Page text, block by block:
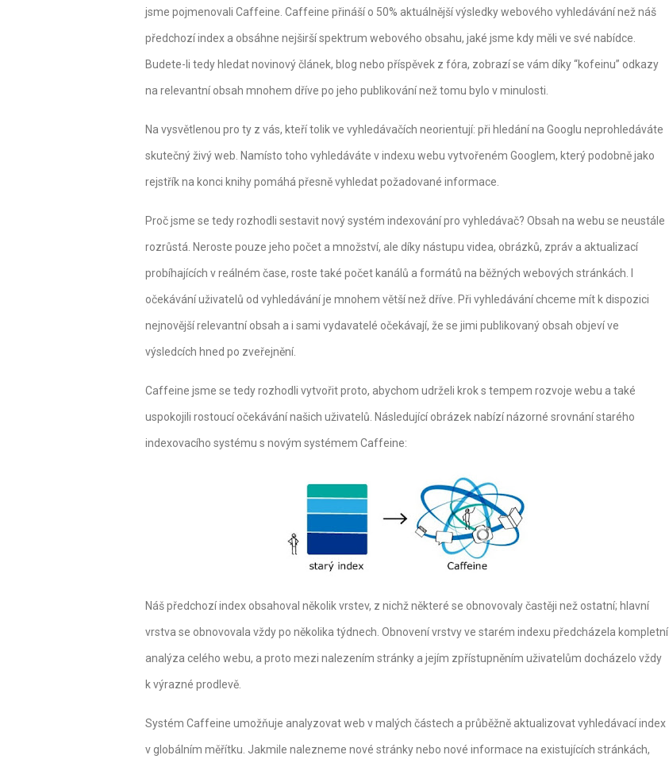
jsme pojmenovali Caffeine. Caffeine přináší o 50% aktuálnější výsledky webového vyhledávání než náš
předchozí index a obsáhne nejširší spektrum webového obsahu, jaké jsme kdy měli ve své nabídce.
Budete-li tedy hledat novinový článek, blog nebo příspěvek z fóra, zobrazí se vám díky “kofeinu” odkazy
na relevantní obsah mnohem dříve po jeho publikování než tomu bylo v minulosti.
Na vysvětlenou pro ty z vás, kteří tolik ve vyhledávačích neorientují: při hledání na Googlu neprohledáváte
skutečný živý web. Namísto toho vyhledáváte v indexu webu vytvořeném Googlem, který podobně jako
rejstřík na konci knihy pomáhá přesně vyhledat požadované informace.
Proč jsme se tedy rozhodli sestavit nový systém indexování pro vyhledávač? Obsah na webu se neustále
rozrůstá. Neroste pouze jeho počet a množství, ale díky nástupu videa, obrázků, zpráv a aktualizací
probíhajících v reálném čase, roste také počet kanálů a formátů na běžných webových stránkách. I
očekávání uživatelů od vyhledávání je mnohem větší než dříve. Při vyhledávání chceme mít k dispozici
nejnovější relevantní obsah a i sami vydavatelé očekávají, že se jimi publikovaný obsah objeví ve
výsledcích hned po zveřejnění.
Caffeine jsme se tedy rozhodli vytvořit proto, abychom udrželi krok s tempem rozvoje webu a také
uspokojili rostoucí očekávání našich uživatelů. Následující obrázek nabízí názorné srovnání starého
indexovacího systému s novým systémem Caffeine:
Náš předchozí index obsahoval několik vrstev, z nichž některé se obnovovaly častěji než ostatní; hlavní
vrstva se obnovovala vždy po několika týdnech. Obnovení vrstvy ve starém indexu předcházela kompletní
analýza celého webu, a proto mezi nalezením stránky a jejím zpřístupněním uživatelům docházelo vždy
k výrazné prodlevě.
Systém Caffeine umožňuje analyzovat web v malých částech a průběžně aktualizovat vyhledávací index
v globálním měřítku. Jakmile nalezneme nové stránky nebo nové informace na existujících stránkách,